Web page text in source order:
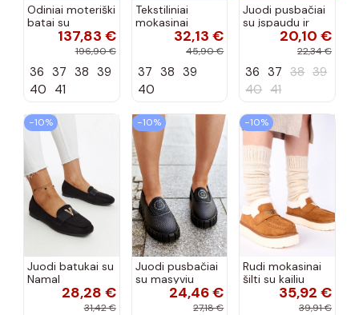
Odiniai moteriški
batai su
siūlėmis, pilies
tipo, Artiker
spalvos
137,83 €
196,90 €
36 37 38 39
40 41
Tekstiliniai
mokasinai
smėlio spalvos
32,13 €
45,90 €
37 38 39
40
Juodi pusbačiai
su įspaudu ir
kvadratiniu
priekiu Kerawa
20,10 €
22,34 €
36 37 38 39
40 41
−10%
Juodi batukai su
Namal
dekoracija28,28 €
31,42 €
−10%
Juodi pusbačiai
su masyviu
padu Teska24,46 €
27,18 €
−10%
Rudi mokasinai
šilti su kailiu
35,92 €
39,91 €